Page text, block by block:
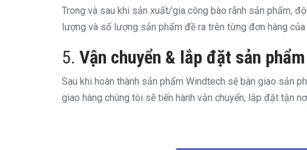
Trong và sau khi sản xuất/gia công bào rãnh sản phẩm,
lượng và số lượng sản phẩm đề ra trên từng đơn hàng của
5. Vận chuyển & lắp đặt sản
Sau khi hoàn thành sản phẩm Windtech sẽ bàn giao sản
giao hàng chúng tôi sẽ tiến hành vận chuyển, lắp đặt tận